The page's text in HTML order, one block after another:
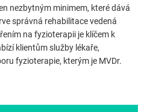
nezbytným minimem, které dává
správná rehabilitace vedená
na fyzioterapii je klíčem k
klientům služby lékaře,
fyzioterapie, kterým je MVDr.